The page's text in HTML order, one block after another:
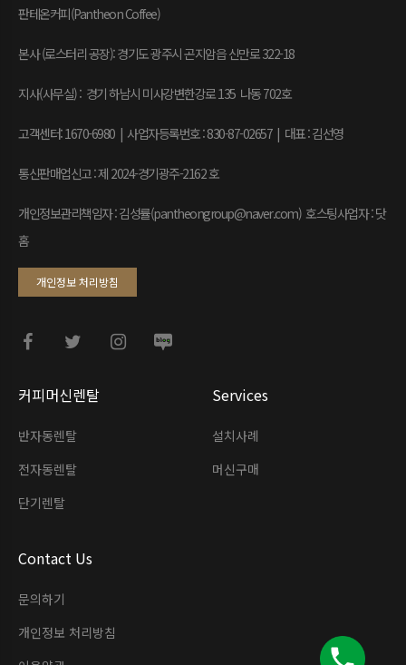
커피머신렌탈
반자동렌탈
전자동렌탈
단기렌탈
Services
설치사례
머신구매
Contact Us
문의하기
개인정보 처리방침
판테온커피(Pantheon Coffee)
본사 (로스터리 공장): 경기도 광주시 곤지암읍 신만로 322-18
지사(사무실) : 경기 하남시 미사강변한강로 135 나동 702호
고객센터: 1670-6980 | 사업자등록번호 : 830-87-02657 | 대표 : 김선영
통신판매업신고 : 제 2024-경기광주-2162 호
개인정보관리책임자 : 김성률(pantheongroup@naver.com) 호스팅사업자 : 닷
홈
개인정보 처리방침